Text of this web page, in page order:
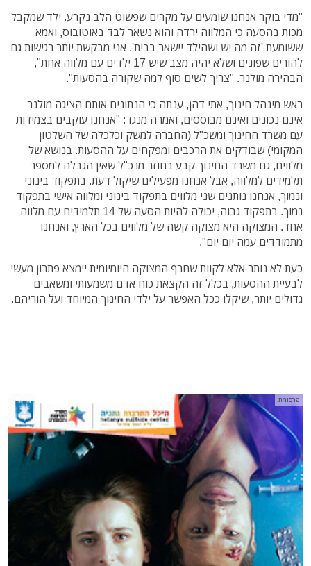
"מדי בוקר אנחנו שומעים על מקרים שפשוט הלב נקרע. ילד שמקבל
מכות בהסעה כי המלווה ירדה והוא נשאר לבד באוטובוס, ואמא
ששומעת 'זה מה יש ושהילד יישאר בבית'. אני מבקשת יותר רגישות גם
להורים שפונים ושלא יהיה מצב שיש 17 ילדים עם מלווה אחת",
הבהירה מולנר. "צריך לשים סוף למה שקורה בהסעות".
ראש מינהל חינוך, אתי דהן, ענתה כי הנתונים אותם הציגה מולנר
אינם נכונים ואינם מבוססים, ואמרה מנגד: "אנחנו עוקבים בצמידות
עם משרד החינוך ומשכ"ל (החברה למשק וכלכלה של השלטון
המקומי) שבודקים את הרכבים ומפקחים על ההסעות. בנושא של
מלווים, גם משרד החינוך קבע בחוזר מנכ"ל שאין הגבלה למספר
תלמידים למלווה, אבל אנחנו מפעילים שיקול דעת. בתפקוד בינוני
ונמוך, אנחנו נותנים שני מלווים בתפקוד בינוני ומלווה אישי בתפקוד
נמוך. בתפקוד גבוה, יכולה להיות הסעה של 14 תלמידים עם מלווה
אחד. המצוקה היא מצוקה קשה של מלווים בכל הארץ, ואנחנו
מתמודדים עמה יום יום".
כעת לא נותר אלא לקוות שחרף המצוקה היומיומית יימצא פתרון מעשי
לבעיית ההסעות, בכלל זה הקצאת כוח אדם משמעותי ומשאבים
גדולים יותר, שיקלו ככל האפשר על ילדי החינוך המיוחד ועל הוריהם.
פרסומת